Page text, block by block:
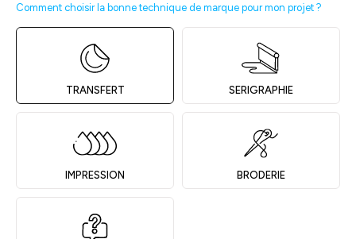
Comment choisir la bonne technique de marque pour mon projet ?
TRANSFERT SERIGRAPHIE
IMPRESSION BRODERIE